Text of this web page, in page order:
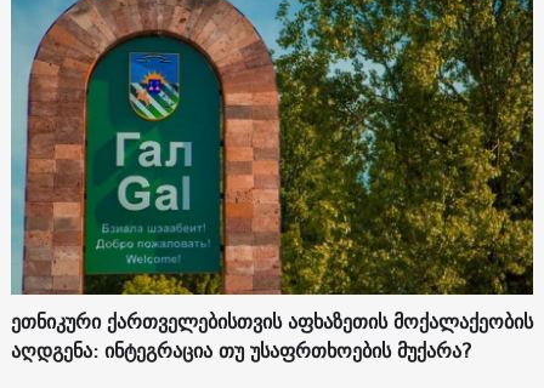
ეთნიკური ქართველებისთვის აფხაზეთის მოქალაქეობის
აღდგენა: ინტეგრაცია თუ უსაფრთხოების მუქარა?